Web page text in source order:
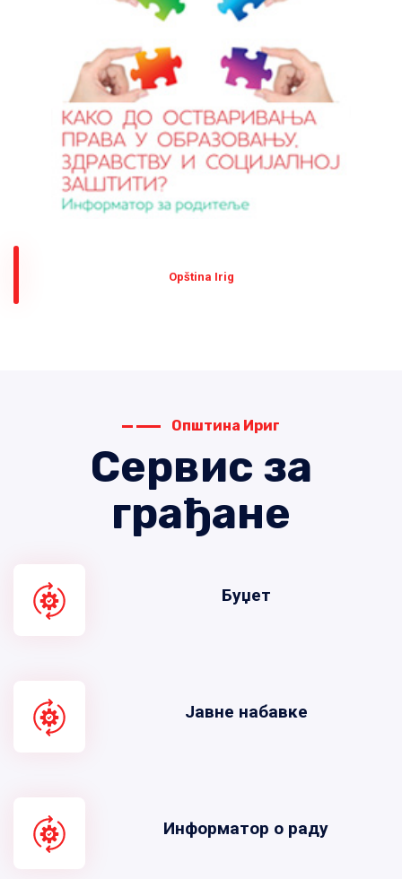
Оpština Irig
Општина Ириг
Сервис за
грађане
Буџет
Јавне набавке
Информатор о раду